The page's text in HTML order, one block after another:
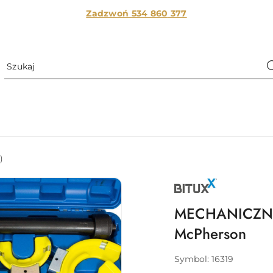
Zadzwoń 534 860 377
NAZWA
PRODUCENTA:
McPherson
Symbol: 16319